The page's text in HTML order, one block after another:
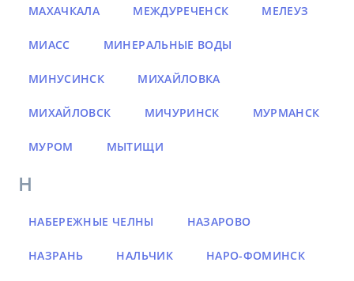
МАХАЧКАЛА МЕЖДУРЕЧЕНСК МЕЛЕУЗ
МИАСС МИНЕРАЛЬНЫЕ ВОДЫ
МИНУСИНСК МИХАЙЛОВКА
МИХАЙЛОВСК МИЧУРИНСК МУРМАНСК
МУРОМ МЫТИЩИ
Н
НАБЕРЕЖНЫЕ ЧЕЛНЫ НАЗАРОВО
НАЗРАНЬ НАЛЬЧИК НАРО-ФОМИНСК